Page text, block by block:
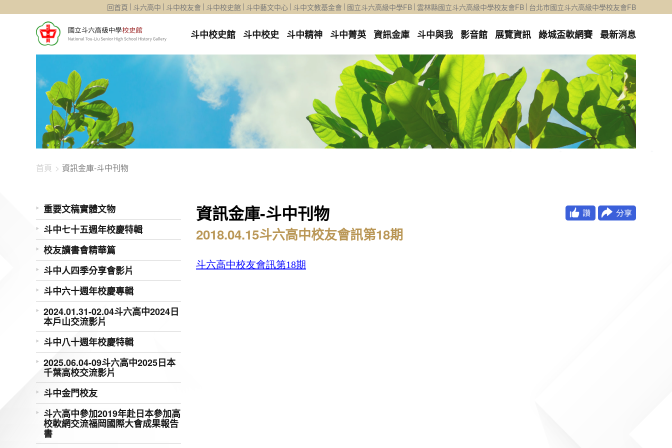
回首頁 斗六高中 斗中校友會 斗中校史館 斗中藝文中心 斗中文教基金會 國立斗六高級中學FB 雲林縣國立斗六高級中學校友會FB 台北市國立斗六高級中學校友會FB
斗中校史館 斗中校史 斗中精神 斗中菁英 資訊金庫 斗中與我 影音館 展覽資訊 綠城盃軟網賽 最新消息
首頁 資訊金庫-斗中刊物
重要文稿實體文物
斗中七十五週年校慶特輯
校友讀書會精華篇
斗中人四季分享會影片
斗中六十週年校慶專輯
2024.01.31-02.04斗六高中2024日
本戶山交流影片
斗中八十週年校慶特輯
2025.06.04-09斗六高中2025日本
千葉高校交流影片
斗中金門校友
斗六高中參加2019年赴日本參加高
校軟網交流福岡國際大會成果報告
書
資訊金庫-斗中刊物
2018.04.15斗六高中校友會訊第18期
斗六高中校友會訊第18期